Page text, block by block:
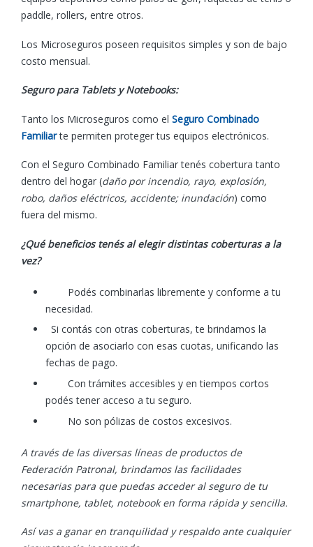
paddle, rollers, entre otros.
Los Microseguros poseen requisitos simples y son de bajo
costo mensual.
Seguro para Tablets y Notebooks:
Tanto los Microseguros como el Seguro Combinado
Familiarte permiten proteger tus equipos electrónicos.
Con el Seguro Combinado Familiar tenés cobertura tanto
dentro del hogar (daño por incendio, rayo, explosión,
robo, daños eléctricos, accidente; inundación) como
fuera del mismo.
¿Qué beneficios tenés al elegir distintas coberturas a la
vez?
Podés combinarlas libremente y conforme a tu
necesidad.
Si contás con otras coberturas, te brindamos la
opción de asociarlo con esas cuotas, unificando las
fechas de pago.
Con trámites accesibles y en tiempos cortos
podés tener acceso a tu seguro.
No son pólizas de costos excesivos.
A través de las diversas líneas de productos de
Federación Patronal, brindamos las facilidades
necesarias para que puedas acceder al seguro de tu
smartphone, tablet, notebook en forma rápida y sencilla.
Así vas a ganar en tranquilidad y respaldo ante cualquier